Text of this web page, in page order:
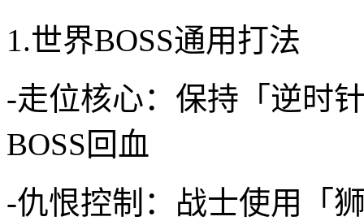
1.世界BOSS通用打法
-走位核心：保持「逆时
BOSS回血
-仇恨控制：战士使用「